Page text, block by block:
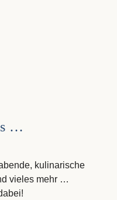
…
kulinarische
vieles mehr …